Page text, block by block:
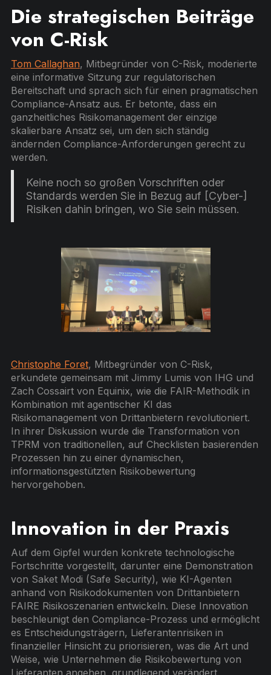
Die strategischen Beiträge
von C-Risk
Tom Callaghan, Mitbegründer von C-Risk, moderierte
eine informative Sitzung zur regulatorischen
Bereitschaft und sprach sich für einen pragmatischen
Compliance-Ansatz aus. Er betonte, dass ein
ganzheitliches Risikomanagement der einzige
skalierbare Ansatz sei, um den sich ständig
ändernden Compliance-Anforderungen gerecht zu
werden.
Keine noch so großen Vorschriften oder
Standards werden Sie in Bezug auf [Cyber-]
Risiken dahin bringen, wo Sie sein müssen.
Christophe Foret, Mitbegründer von C-Risk,
erkundete gemeinsam mit Jimmy Lumis von IHG und
Zach Cossairt von Equinix, wie die FAIR-Methodik in
Kombination mit agentischer KI das
Risikomanagement von Drittanbietern revolutioniert.
In ihrer Diskussion wurde die Transformation von
TPRM von traditionellen, auf Checklisten basierenden
Prozessen hin zu einer dynamischen,
informationsgestützten Risikobewertung
hervorgehoben.
Innovation in der Praxis
Auf dem Gipfel wurden konkrete technologische
Fortschritte vorgestellt, darunter eine Demonstration
von Saket Modi (Safe Security), wie KI-Agenten
anhand von Risikodokumenten von Drittanbietern
FAIRE Risikoszenarien entwickeln. Diese Innovation
beschleunigt den Compliance-Prozess und ermöglicht
es Entscheidungsträgern, Lieferantenrisiken in
finanzieller Hinsicht zu priorisieren, was die Art und
Weise, wie Unternehmen die Risikobewertung von